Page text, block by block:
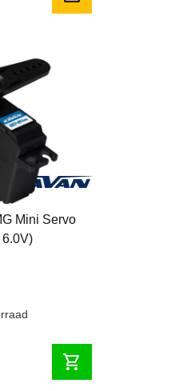
Mini Servo
6.0V)
shopping_cart